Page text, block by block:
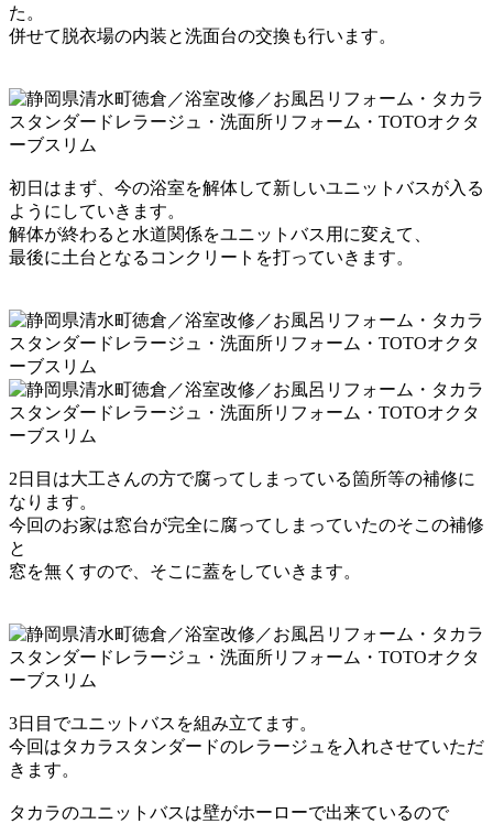
た。
併せて脱衣場の内装と洗面台の交換も行います。
初日はまず、今の浴室を解体して新しいユニットバスが入る
ようにしていきます。
解体が終わると水道関係をユニットバス用に変えて、
最後に土台となるコンクリートを打っていきます。
2日目は大工さんの方で腐ってしまっている箇所等の補修に
なります。
今回のお家は窓台が完全に腐ってしまっていたのそこの補修
と
窓を無くすので、そこに蓋をしていきます。
3日目でユニットバスを組み立てます。
今回はタカラスタンダードのレラージュを 入れさせていただ
きます。
タカラのユニットバスは壁がホーローで出来ているので